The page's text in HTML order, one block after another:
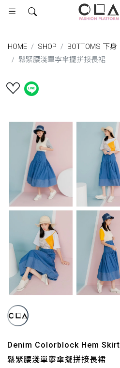
HOME SHOP BOTTOMS 下身
鬆緊腰淺單寧傘擺拼接長裙
Denim Colorblock Hem Skirt
鬆緊腰淺單寧傘擺拼接長裙